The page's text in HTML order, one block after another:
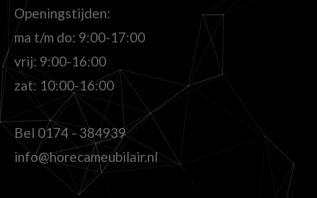
Openingstijden:
ma t/m do: 9:00-17:00
vrij: 9:00-16:00
zat: 10:00-16:00
Bel 0174 - 384939
info@horecameubilair.nl